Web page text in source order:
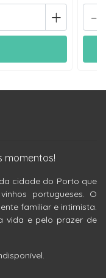
+ -
momentos!
cidade do Porto que
portugueses. O
familiar e intimista.
vida e pelo prazer de